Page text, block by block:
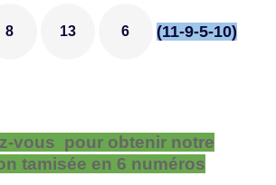
8 13 6 (11-9-5-10)
vous pour obtenir notre
tamisée en 6 numéros